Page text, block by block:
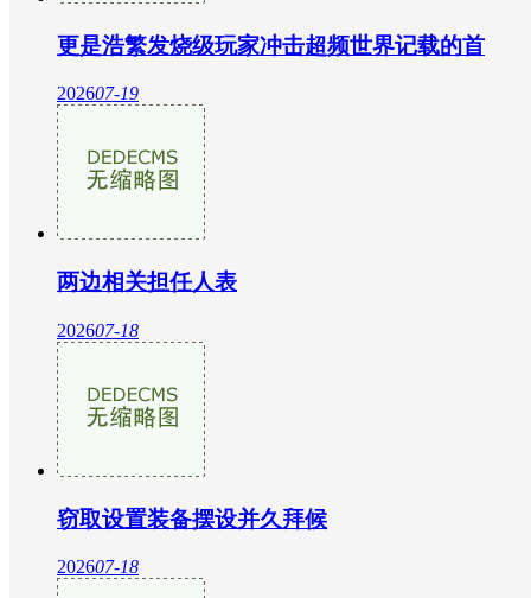
更是浩繁发烧级玩家冲击超频世界记载的首
202607-19
两边相关担任人表
202607-18
窃取设置装备摆设并久拜候
202607-18